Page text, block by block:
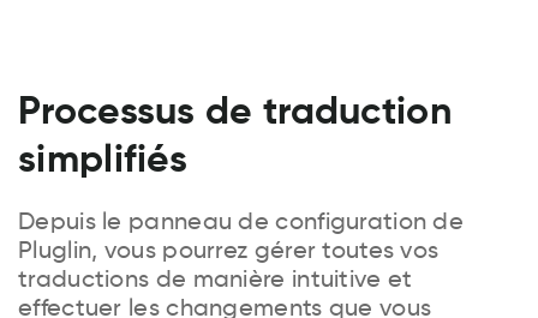
Processus de traduction
simplifiés
Depuis le panneau de configuration de
Pluglin, vous pourrez gérer toutes vos
traductions de manière intuitive et
effectuer les changements que vous